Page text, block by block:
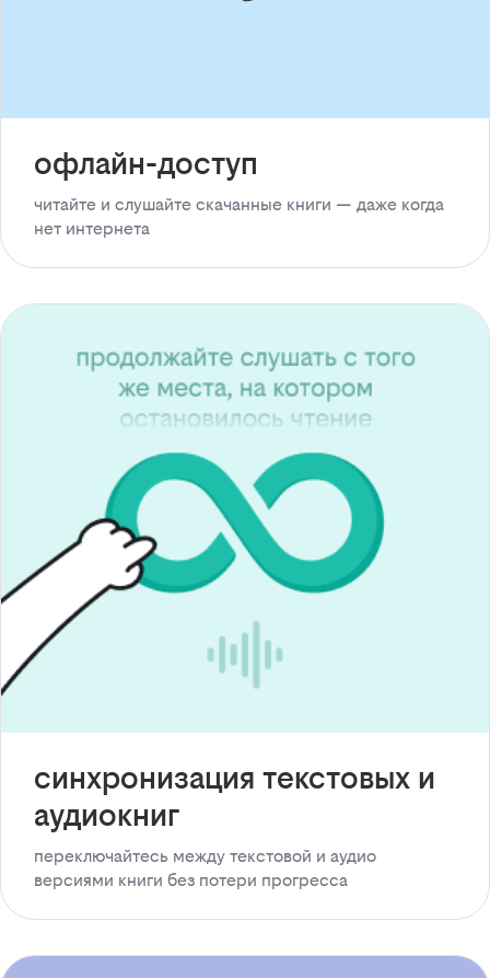
офлайн-доступ
читайте и слушайте скачанные книги — даже когда
нет интернета
синхронизация текстовых и
аудиокниг
переключайтесь между текстовой и аудио
версиями книги без потери прогресса